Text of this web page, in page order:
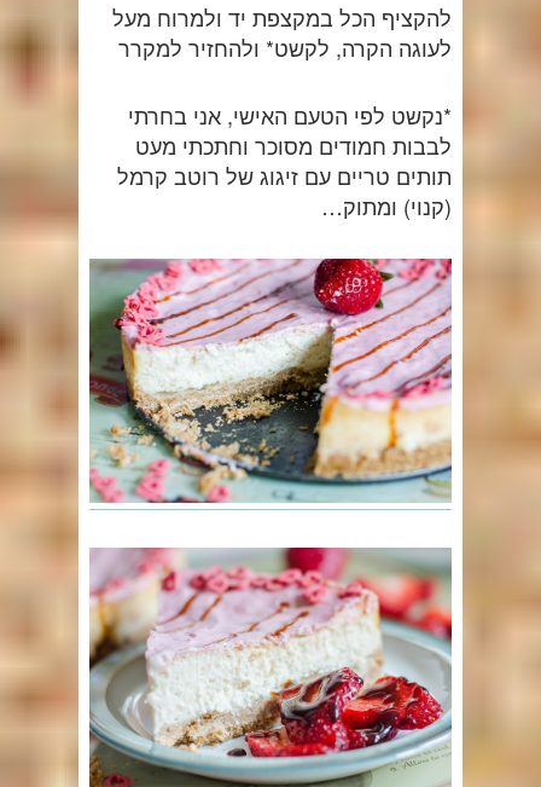
להקציף הכל במקצפת יד ולמרוח מעל
לעוגה הקרה, לקשט* ולהחזיר למקרר
*נקשט לפי הטעם האישי, אני בחרתי
לבבות חמודים מסוכר וחתכתי מעט
תותים טריים עם זיגוג של רוטב קרמל
(קנוי) ומתוק…